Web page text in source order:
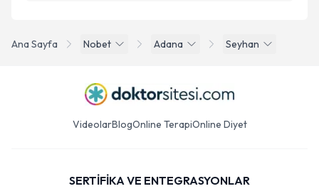
Ana Sayfa Nobet Adana Seyhan
VideolarBlogOnline TerapiOnline Diyet
SERTİFİKA VE ENTEGRASYONLAR